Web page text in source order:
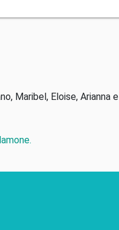
Maribel, Eloise, Arianna